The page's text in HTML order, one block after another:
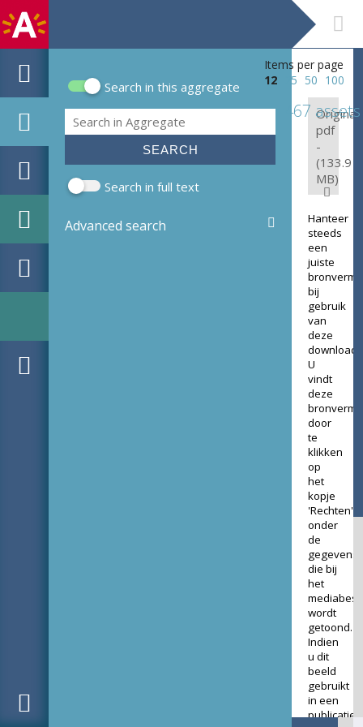
Search form
Search in this aggregate
Search
Search in full text
Advanced search
Items per page
12
25 50 100
467 assets
Original:
pdf
-
(133.9
MB)
Hanteer
steeds
een
juiste
bij
gebruik
van
deze
download.
U
vindt
deze
door
te
klikken
op
het
kopje
'Rechten'
onder
de
gegevens
die bij
het
wordt
getoond.
Indien
u dit
beeld
gebruikt
in een
publicatie,